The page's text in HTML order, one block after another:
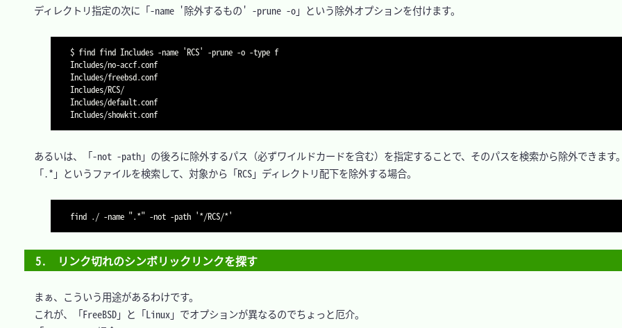
ディレクトリ指定の次に「-name '除外するもの' -prune -o」という除外オプションを付けます。
$ find find Includes -name 'RCS' -prune -o -type f
Includes/no-accf.conf
Includes/freebsd.conf
Includes/RCS/
Includes/default.conf
Includes/showkit.conf
あるいは、「-not -path」の後ろに除外するパス（必ずワイルドカードを含む）を指定することで、そのパスを検索から除外できます。
「.*」というファイルを検索して、対象から「RCS」ディレクトリ配下を除外する場合。
find ./ -name ".*" -not -path '*/RCS/*'
5.　リンク切れのシンボリックリンクを探す
まぁ、こういう用途があるわけです。
これが、「FreeBSD」と「Linux」でオプションが異なるのでちょっと厄介。